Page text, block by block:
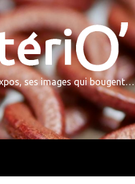
ses images qui bougent…